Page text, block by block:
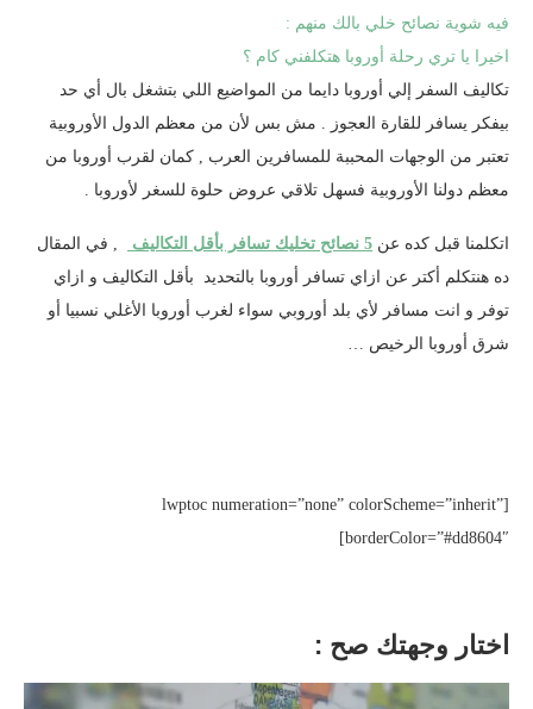
فيه شوية نصائح خلي بالك منهم :
اخيرا يا تري رحلة أوروبا هتكلفني كام ؟
تكاليف السفر إلي أوروبا دايما من المواضيع اللي بتشغل بال أي حد
بيفكر يسافر للقارة العجوز . مش بس لأن من معظم الدول الأوروبية
تعتبر من الوجهات المحببة للمسافرين العرب , كمان لقرب أوروبا من
معظم دولنا الأوروبية فسهل تلاقي عروض حلوة للسغر لأوروبا .
اتكلمنا قبل كده عن 5 نصائح تخليك تسافر بأقل التكاليف
, في المقال
ده هنتكلم أكتر عن ازاي تسافر أوروبا بالتحديد بأقل التكاليف و ازاي
توفر و انت مسافر لأي بلد أوروبي سواء لغرب أوروبا الأغلي نسبيا أو
شرق أوروبا الرخيص …
[lwptoc numeration=”none” colorScheme=”inherit”
borderColor=”#dd8604″]
اختار وجهتك صح :